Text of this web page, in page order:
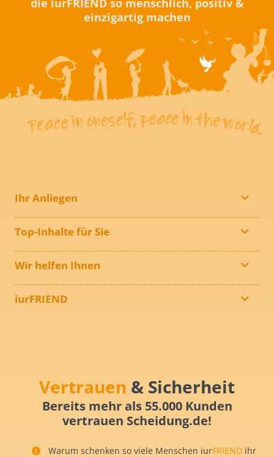
einzigartig machen
Ihr Anliegen
Top-Inhalte für Sie
Wir helfen Ihnen
iurFRIEND
Vertrauen & Sicherheit
Bereits mehr als 55.000 Kunden
vertrauen Scheidung.de!
Warum schenken so viele Menschen iurFRIEND ihr